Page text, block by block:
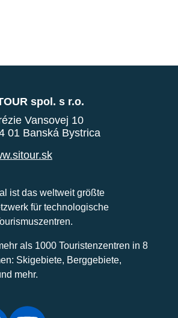
spol. s r.o.
Vansovej 10
01 Banská Bystrica
ist das weltweit größte
für technologische
als 1000 Touristenzentren in 8
Skigebiete, Berggebiete,
mehr.